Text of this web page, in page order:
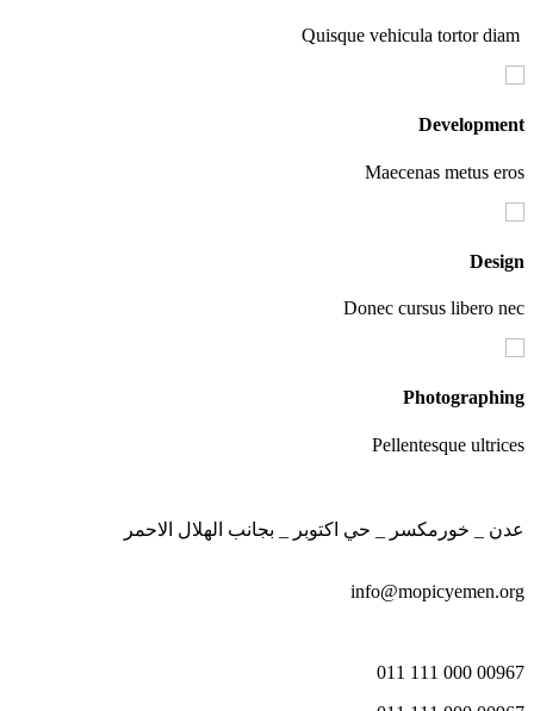
Maecenas
Donec cursus
Pellentesque
خورمكسر _ حي اكتوبر _ بجانب الهلال الاحمر